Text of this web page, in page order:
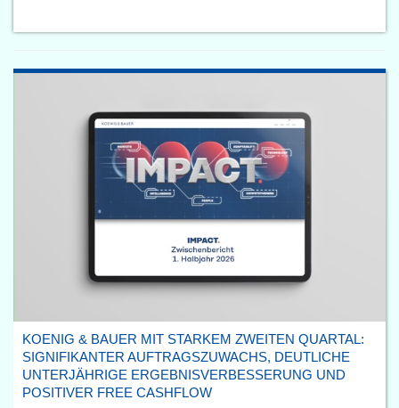
KOENIG & BAUER MIT STARKEM ZWEITEN QUARTAL:
SIGNIFIKANTER AUFTRAGSZUWACHS, DEUTLICHE
UNTERJÄHRIGE ERGEBNISVERBESSERUNG UND
POSITIVER FREE CASHFLOW